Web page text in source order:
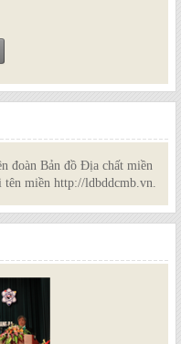
đoàn Bản đồ Địa chất miền
miền http://ldbddcmb.vn.